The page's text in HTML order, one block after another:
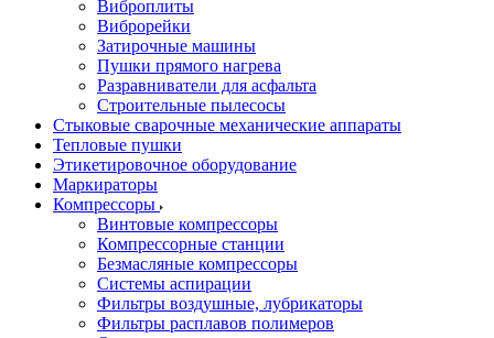
Виброплиты
Виброрейки
Затирочные машины
Пушки прямого нагрева
Разравниватели для асфальта
Строительные пылесосы
Стыковые сварочные механические аппараты
Тепловые пушки
Этикетировочное оборудование
Маркираторы
Компрессоры
Винтовые компрессоры
Компрессорные станции
Безмасляные компрессоры
Системы аспирации
Фильтры воздушные, лубрикаторы
Фильтры расплавов полимеров